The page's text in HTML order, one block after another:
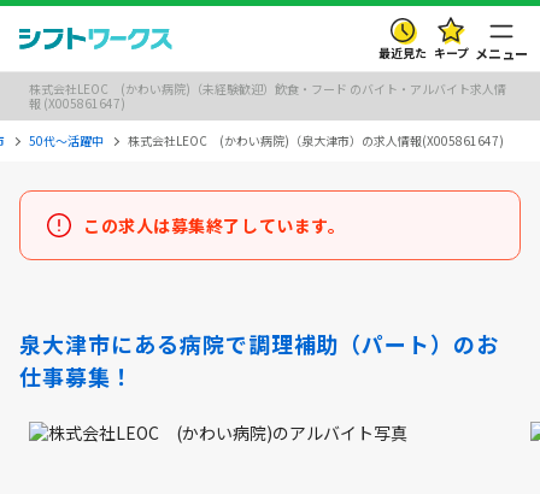
最近見た キープ メニュー
株式会社LEOC (かわい病院)（未経験歓迎）飲食・フード のバイト・アルバイト求人情
報 (X005861647)
50代～活躍中 株式会社LEOC (かわい病院)（泉大津市）の求人情報(X005861647)
この求人は募集終了しています。
泉大津市にある病院で調理補助（パート）のお
仕事募集！